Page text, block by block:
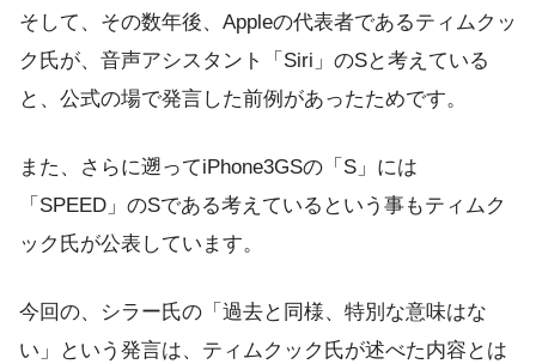
そして、その数年後、Appleの代表者であるティムクッ
ク氏が、音声アシスタント「Siri」のSと考えている
と、公式の場で発言した前例があったためです。
また、さらに遡ってiPhone3GSの「S」には
「SPEED」のSである考えているという事もティムク
ック氏が公表しています。
今回の、シラー氏の「過去と同様、特別な意味はな
い」という発言は、ティムクック氏が述べた内容とは